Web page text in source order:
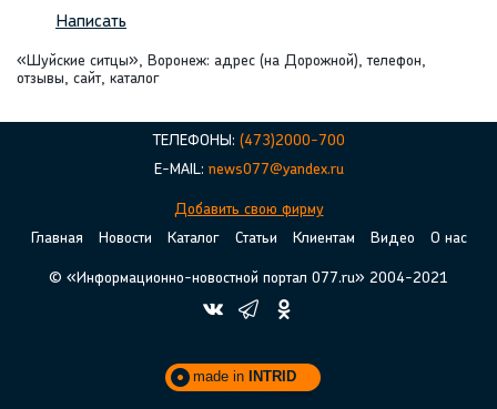
Написать
«Шуйские ситцы», Воронеж: адрес (на Дорожной), телефон,
отзывы, сайт, каталог
ТЕЛЕФОНЫ: (473)2000-700
E-MAIL: news077@yandex.ru
Добавить свою фирму
Главная
Новости Каталог Статьи Клиентам Видео О нас
© «Информационно-новостной портал 077.ru» 2004-2021
made in INTRID